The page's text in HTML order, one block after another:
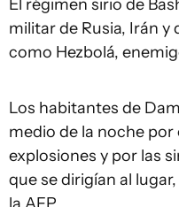
El régimen sirio de
militar de Rusia, Irán
como Hezbolá,
Los habitantes de
medio de la noche
explosiones y por las
que se dirigían al